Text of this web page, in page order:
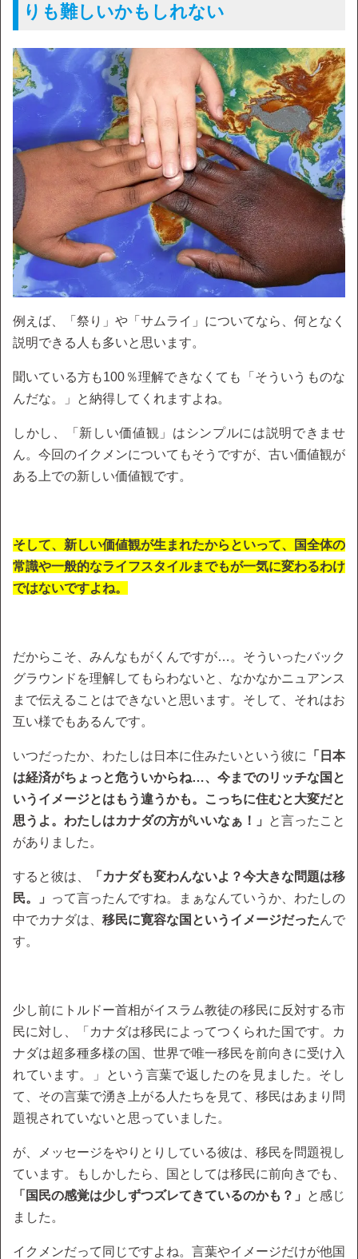
りも難しいかもしれない
例えば、「祭り」や「サムライ」についてなら、何となく
説明できる人も多いと思います。
聞いている方も100％理解できなくても「そういうものな
んだな。」と納得してくれますよね。
しかし、「新しい価値観」はシンプルには説明できませ
ん。今回のイクメンについてもそうですが、古い価値観が
ある上での新しい価値観です。
そして、新しい価値観が生まれたからといって、国全体の
常識や一般的なライフスタイルまでもが一気に変わるわけ
ではないですよね。
だからこそ、みんなもがくんですが…。そういったバック
グラウンドを理解してもらわないと、なかなかニュアンス
まで伝えることはできないと思います。そして、それはお
互い様でもあるんです。
いつだったか、わたしは日本に住みたいという彼に
「日本
は経済がちょっと危ういからね…、今までのリッチな国と
いうイメージとはもう違うかも。こっちに住むと大変だと
思うよ。わたしはカナダの方がいいなぁ！」
と言ったこと
がありました。
すると彼は、
「カナダも変わんないよ？今大きな問題は移
民。」
って言ったんですね。まぁなんていうか、わたしの
中でカナダは、 移民に寛容な国というイメージだったんで
す。
少し前にトルドー首相がイスラム教徒の移民に反対する市
民に対し、「カナダは移民によってつくられた国です。カ
ナダは超多種多様の国、世界で唯一移民を前向きに受け入
れています。」という言葉で返したのを見ました。そし
て、その言葉で湧き上がる人たちを見て、移民はあまり問
題視されていないと思っていました。
が、メッセージをやりとりしている彼は、移民を問題視し
ています。もしかしたら、国としては移民に前向きでも、
「国民の感覚は少しずつズレてきているのかも？」
と感じ
ました。
イクメンだって同じですよね。言葉やイメージだけが他国